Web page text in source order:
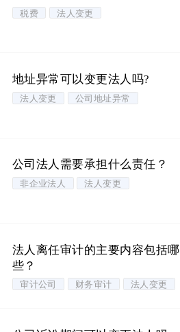
税费 法人变更
地址异常可以变更法人吗?
法人变更 公司地址异常
公司法人需要承担什么责任？
非企业法人 法人变更
法人离任审计的主要内容包括哪
些？
审计公司 财务审计 法人变更